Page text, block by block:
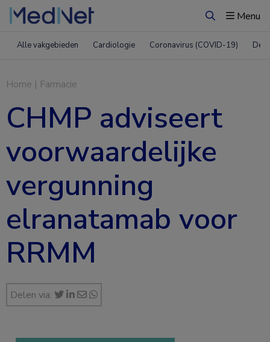
ZoekenMenu
Alle vakgebieden Cardiologie Coronavirus (COVID-19)
Home | Farmacie
CHMP adviseert
voorwaardelijke
vergunning
elranatamab voor
RRMM
Delen via: